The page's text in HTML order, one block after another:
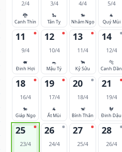
2/4
🐉
Canh Thìn
3/4
🐍
Tân Tỵ
4/4
🐎
Nhâm Ngọ
5/4
🐐
Quý Mùi
11
9/4
🐖
Đinh Hợi
12
10/4
🐀
Mậu Tý
13
11/4
🐂
Kỷ Sửu
14
12/4
🐅
Canh Dần
18
16/4
🐎
Giáp Ngọ
19
17/4
🐐
Ất Mùi
20
18/4
🐒
Bính Thân
21
19/4
🐓
Đinh Dậu
25
23/4
26
24/4
27
25/4
28
26/4